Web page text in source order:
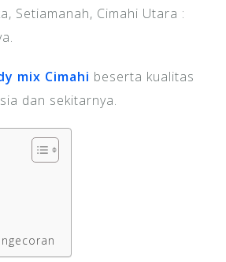
Setiamanah, Cimahi Utara :
mix Cimahi beserta kualitas
dan sekitarnya.